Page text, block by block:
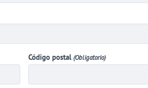
Código postal (Obligatorio)